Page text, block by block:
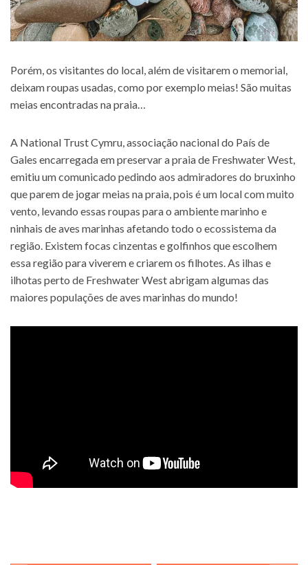
Porém, os visitantes do local, além de visitarem o memorial,
deixam roupas usadas, como por exemplo meias! São muitas
meias encontradas na praia…
A National Trust Cymru, associação nacional do País de
Gales encarregada em preservar a praia de Freshwater West,
emitiu um comunicado pedindo aos admiradores do bruxinho
que parem de jogar meias na praia, pois é um local com muito
vento, levando essas roupas para o ambiente marinho e
ninhais de aves marinhas afetando todo o ecossistema da
região. Existem focas cinzentas e golfinhos que escolhem
essa região para viverem e criarem os filhotes. As ilhas e
ilhotas perto de Freshwater West abrigam algumas das
maiores populações de aves marinhas do mundo!